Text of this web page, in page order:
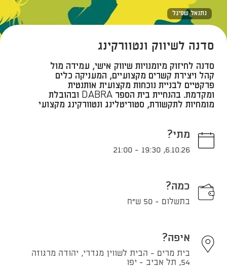
נתנאל שפיגל
סדנה לשיווק ונטוורקינג
סדנה לחיזוק מיומנויות שיווק אישי, עמידה מול
קהל ויצירת קשרים מקצועיים, המעניקה כלים
פרקטיים לבניית נוכחות מקצועית אותנטית
ומקדמת. בהנחיית בית הספר DABRA ובהובלת
מומחיות לתקשורת, סטוריטלינג ונטוורקינג מקצועי
מתי?
6.10.26
,
19:30
-
21:00
כמה?
בתשלום - 50 ש"ח
איפה?
בית מרים - הבית לשווין מגדרי, יהודה מרגוזה
54, תל אביב - יפו